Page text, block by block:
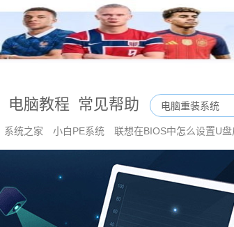
电脑教程 常见帮助
系统之家 小白PE系统 联想在BIOS中怎么设置U盘